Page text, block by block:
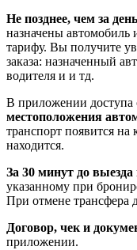
Не позднее, чем за
назначены автомобиль
тарифу. Вы получите
заказа: назначенный
водителя и и тд.
В приложении доступа
местоположения
транспорт появится на
находится.
За 30 минут до
указанному при
При отмене трансфера
Договор, чек и
приложении.